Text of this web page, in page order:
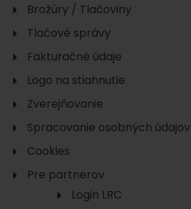
Brožúry / Tlačoviny
Tlačové správy
Fakturačné údaje
Logo na stiahnutie
Zverejňovanie
Spracovanie osobných údajov
Cookies
Pre partnerov
Login LRC